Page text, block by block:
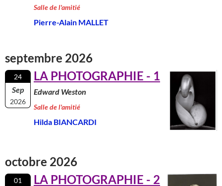
Salle de l'amitié
Pierre-Alain MALLET
septembre 2026
24
Sep
2026
LA PHOTOGRAPHIE - 1
Edward Weston
Salle de l'amitié
Hilda BIANCARDI
octobre 2026
01 LA PHOTOGRAPHIE - 2